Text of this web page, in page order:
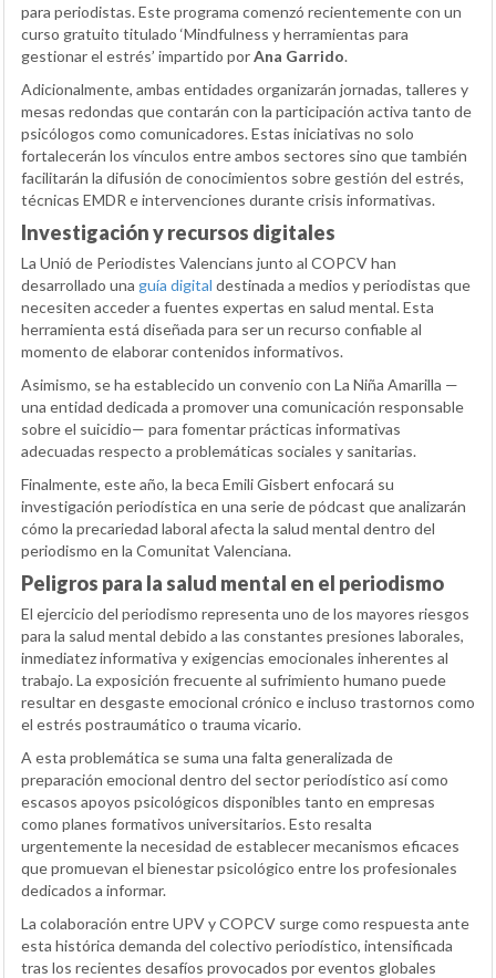
para periodistas. Este programa comenzó recientemente con un
curso gratuito titulado ‘Mindfulness y herramientas para
gestionar el estrés’ impartido porAna Garrido.
Adicionalmente, ambas entidades organizarán jornadas, talleres y
mesas redondas que contarán con la participación activa tanto de
psicólogos como comunicadores. Estas iniciativas no solo
fortalecerán los vínculos entre ambos sectores sino que también
facilitarán la difusión de conocimientos sobre gestión del estrés,
técnicas EMDR e intervenciones durante crisis informativas.
Investigación y recursos digitales
La Unió de Periodistes Valencians junto al COPCV han
desarrollado una guía digital destinada a medios y periodistas que
necesiten acceder a fuentes expertas en salud mental. Esta
herramienta está diseñada para ser un recurso confiable al
momento de elaborar contenidos informativos.
Asimismo, se ha establecido un convenio con La Niña Amarilla —
una entidad dedicada a promover una comunicación responsable
sobre el suicidio— para fomentar prácticas informativas
adecuadas respecto a problemáticas sociales y sanitarias.
Finalmente, este año, la beca Emili Gisbert enfocará su
investigación periodística en una serie de pódcast que analizarán
cómo la precariedad laboral afecta la salud mental dentro del
periodismo en la Comunitat Valenciana.
Peligros para la salud mental en el periodismo
El ejercicio del periodismo representa uno de los mayores riesgos
para la salud mental debido a las constantes presiones laborales,
inmediatez informativa y exigencias emocionales inherentes al
trabajo. La exposición frecuente al sufrimiento humano puede
resultar en desgaste emocional crónico e incluso trastornos como
el estrés postraumático o trauma vicario.
A esta problemática se suma una falta generalizada de
preparación emocional dentro del sector periodístico así como
escasos apoyos psicológicos disponibles tanto en empresas
como planes formativos universitarios. Esto resalta
urgentemente la necesidad de establecer mecanismos eficaces
que promuevan el bienestar psicológico entre los profesionales
dedicados a informar.
La colaboración entre UPV y COPCV surge como respuesta ante
esta histórica demanda del colectivo periodístico, intensificada
tras los recientes desafíos provocados por eventos globales